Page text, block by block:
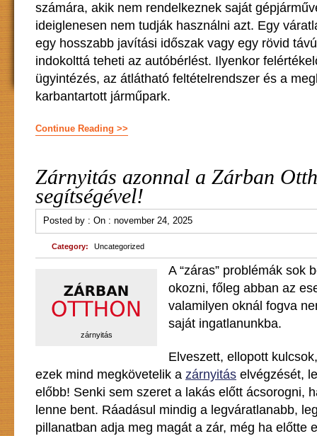
számára, akik nem rendelkeznek saját
ideiglenesen nem tudják használni azt. Egy
egy hosszabb javítási időszak vagy egy rövid
indokolttá teheti az autóbérlést. Ilyenkor
ügyintézés, az átlátható feltételrendszer és a
karbantartott járműpark.
Continue Reading >>
Zárnyitás azonnal a Zárban
segítségével!
Posted by : On : november 24, 2025
Category: Uncategorized
zárnyitás
A “záras” problémák sok
okozni, főleg abban az
valamilyen oknál fogva
saját ingatlanunkba.
Elveszett, ellopott
ezek mind megkövetelik a zárnyitás elvégzését,
előbb! Senki sem szeret a lakás előtt ácsorogni,
lenne bent. Ráadásul mindig a legváratlanabb,
pillanatban adja meg magát a zár, még ha előtte